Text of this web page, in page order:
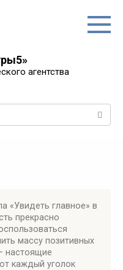
агентства
«Увидеть главное» в
прекрасно
массу позитивных
настоящие
каждый уголок